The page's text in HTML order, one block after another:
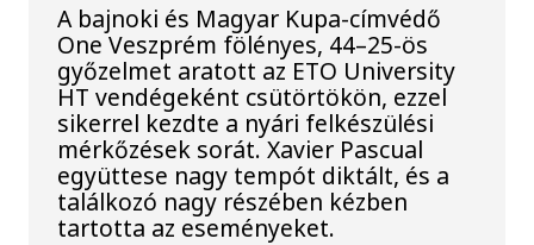
A bajnoki és Magyar Kupa-címvédő
One Veszprém fölényes, 44–25-ös
győzelmet aratott az ETO University
HT vendégeként csütörtökön, ezzel
sikerrel kezdte a nyári felkészülési
mérkőzések sorát. Xavier Pascual
együttese nagy tempót diktált, és a
találkozó nagy részében kézben
tartotta az eseményeket.